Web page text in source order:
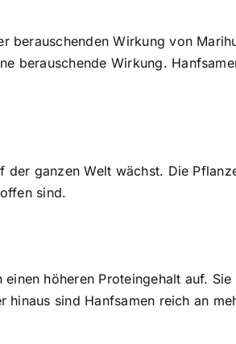
berauschenden Wirkung von
berauschende Wirkung.
der ganzen Welt wächst. Die
sind.
höheren Proteingehalt auf. Sie
hinaus sind Hanfsamen reich an